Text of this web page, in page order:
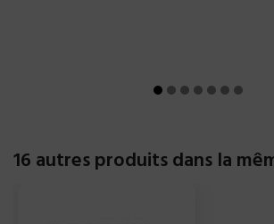
16 autres produits dans la